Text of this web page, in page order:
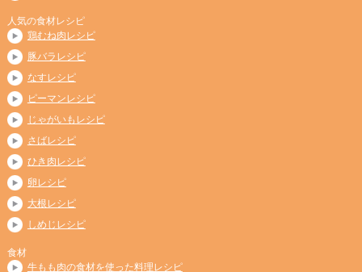
人気の食材レシピ
鶏むね肉レシピ
豚バラレシピ
なすレシピ
ピーマンレシピ
じゃがいもレシピ
さばレシピ
ひき肉レシピ
卵レシピ
大根レシピ
しめじレシピ
食材
牛もも肉の食材を使った料理レシピ